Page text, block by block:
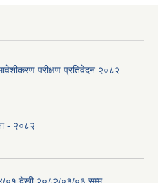
परीक्षण प्रतिवेदन २०८२
- २०८२